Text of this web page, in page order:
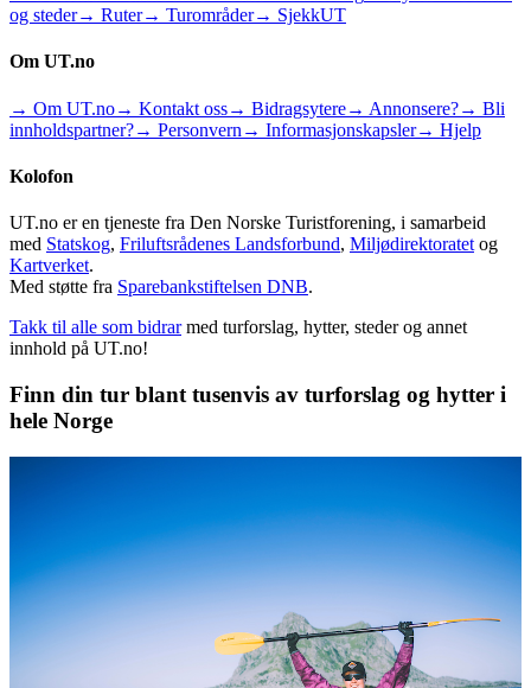
og steder→ Ruter→ Turområder→ SjekkUT
Om UT.no
→ Om UT.no→ Kontakt oss→ Bidragsytere→ Annonsere?→ Bli
innholdspartner?→ Personvern → Informasjonskapsler→ Hjelp
Kolofon
UT.no er en tjeneste fra Den Norske Turistforening, i samarbeid
med Statskog, Friluftsrådenes Landsforbund, Miljødirektoratet og
Kartverket.
Med støtte fra Sparebankstiftelsen DNB.
Takk til alle som bidrar med turforslag, hytter, steder og annet
innhold på UT.no!
Finn din tur blant tusenvis av turforslag og hytter i
hele Norge